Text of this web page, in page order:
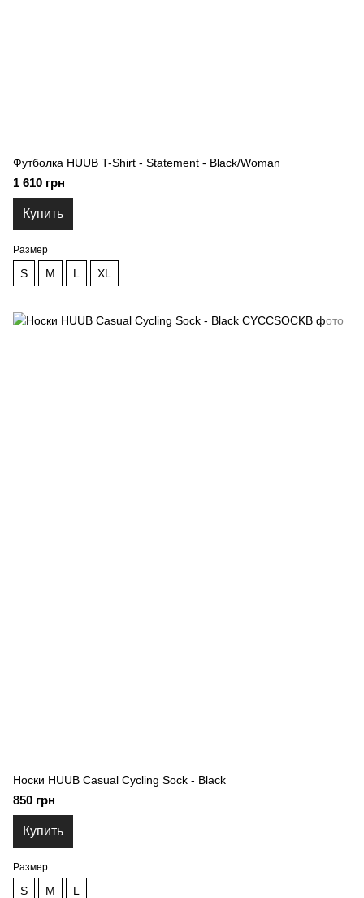
Футболка HUUB T-Shirt - Statement - Black/Woman
1 610 грн
Купить
Размер
S M L XL
Носки HUUB Casual Cycling Sock - Black
850 грн
Купить
Размер
S M L